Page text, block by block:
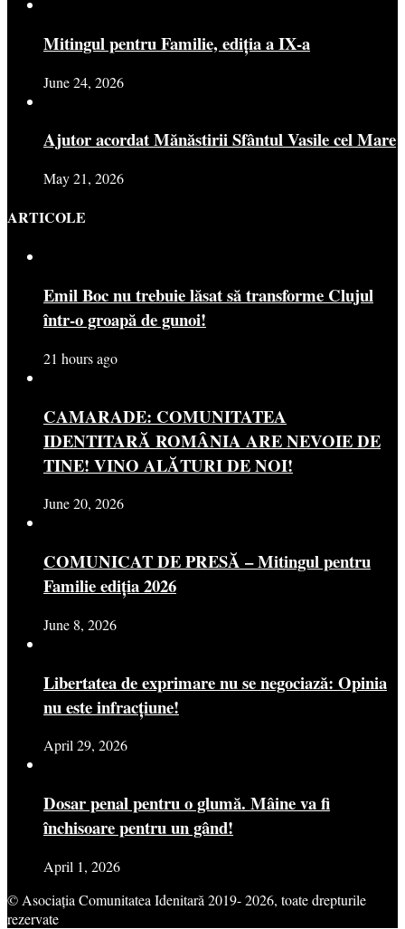
Mitingul pentru Familie, ediția a IX-a
June 24, 2026
Ajutor acordat Mănăstirii Sfântul Vasile cel Mare
May 21, 2026
ARTICOLE
Emil Boc nu trebuie lăsat să transforme Clujul
într-o groapă de gunoi!
21 hours ago
CAMARADE: COMUNITATEA
IDENTITARĂ ROMÂNIA ARE NEVOIE DE
TINE! VINO ALĂTURI DE NOI!
June 20, 2026
COMUNICAT DE PRESĂ – Mitingul pentru
Familie ediția 2026
June 8, 2026
Libertatea de exprimare nu se negociază: Opinia
nu este infracțiune!
April 29, 2026
Dosar penal pentru o glumă. Mâine va fi
închisoare pentru un gând!
April 1, 2026
© Asociația Comunitatea Idenitară 2019- 2026, toate drepturile
rezervate